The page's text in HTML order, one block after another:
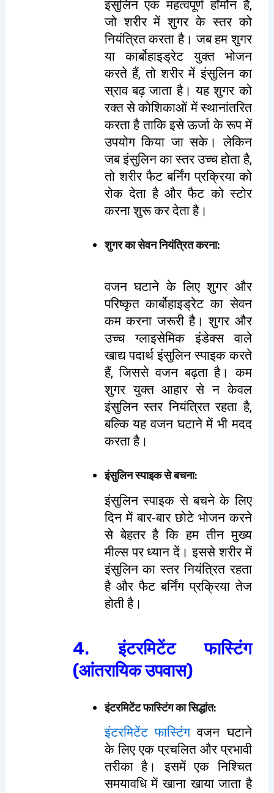
इंसुलिन एक महत्वपूर्ण हॉर्मोन है,
जो शरीर में शुगर के स्तर को
नियंत्रित करता है। जब हम शुगर
या कार्बोहाइड्रेट युक्त भोजन
करते हैं, तो शरीर में इंसुलिन का
स्राव बढ़ जाता है। यह शुगर को
रक्त से कोशिकाओं में स्थानांतरित
करता है ताकि इसे ऊर्जा के रूप में
उपयोग किया जा सके। लेकिन
जब इंसुलिन का स्तर उच्च होता है,
तो शरीर फैट बर्निंग प्रक्रिया को
रोक देता है और फैट को स्टोर
करना शुरू कर देता है।
शुगर का सेवन नियंत्रित करना:
वजन घटाने के लिए शुगर और
परिष्कृत कार्बोहाइड्रेट का सेवन
कम करना जरूरी है। शुगर और
उच्च ग्लाइसेमिक इंडेक्स वाले
खाद्य पदार्थ इंसुलिन स्पाइक करते
हैं, जिससे वजन बढ़ता है। कम
शुगर युक्त आहार से न केवल
इंसुलिन स्तर नियंत्रित रहता है,
बल्कि यह वजन घटाने में भी मदद
करता है।
इंसुलिन स्पाइक से बचना:
इंसुलिन स्पाइक से बचने के लिए
दिन में बार-बार छोटे भोजन करने
से बेहतर है कि हम तीन मुख्य
मील्स पर ध्यान दें। इससे शरीर में
इंसुलिन का स्तर नियंत्रित रहता
है और फैट बर्निंग प्रक्रिया तेज
होती है।
4. इंटरमिटेंट फास्टिंग
(आंतरायिक उपवास)
इंटरमिटेंट फास्टिंग का सिद्धांत:
इंटरमिटेंट फास्टिंगवजन घटाने
के लिए एक प्रचलित और प्रभावी
तरीका है। इसमें एक निश्चित
समयावधि में खाना खाया जाता है